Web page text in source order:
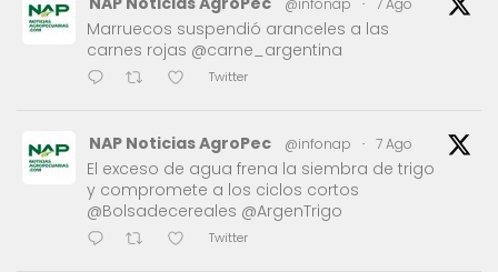
@infonap · 7 Ago
Marruecos suspendió aranceles a las
carnes rojas @carne_argentina
Twitter
NAP Noticias AgroPec @infonap · 7 Ago
El exceso de agua frena la siembra de trigo
y compromete a los ciclos cortos
@Bolsadecereales @ArgenTrigo
Twitter